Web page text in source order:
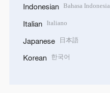
Indonesian Bahasa Indonesia
Italian Italiano
Japanese 日本語
Korean 한국어